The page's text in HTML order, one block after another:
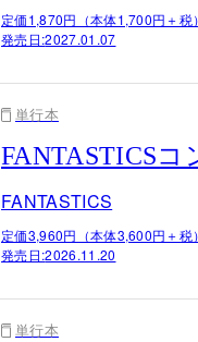
定価1,870円（本体1,700円＋税）
発売日:2027.01.07
単行本
FANTASTICS
FANTASTICS
定価3,960円（本体3,600円＋税）
発売日:2026.11.20
単行本